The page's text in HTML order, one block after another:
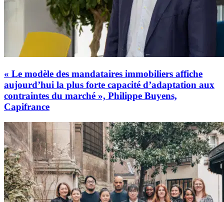
« Le modèle des mandataires immobiliers affiche
aujourd’hui la plus forte capacité d’adaptation aux
contraintes du marché », Philippe Buyens,
Capifrance